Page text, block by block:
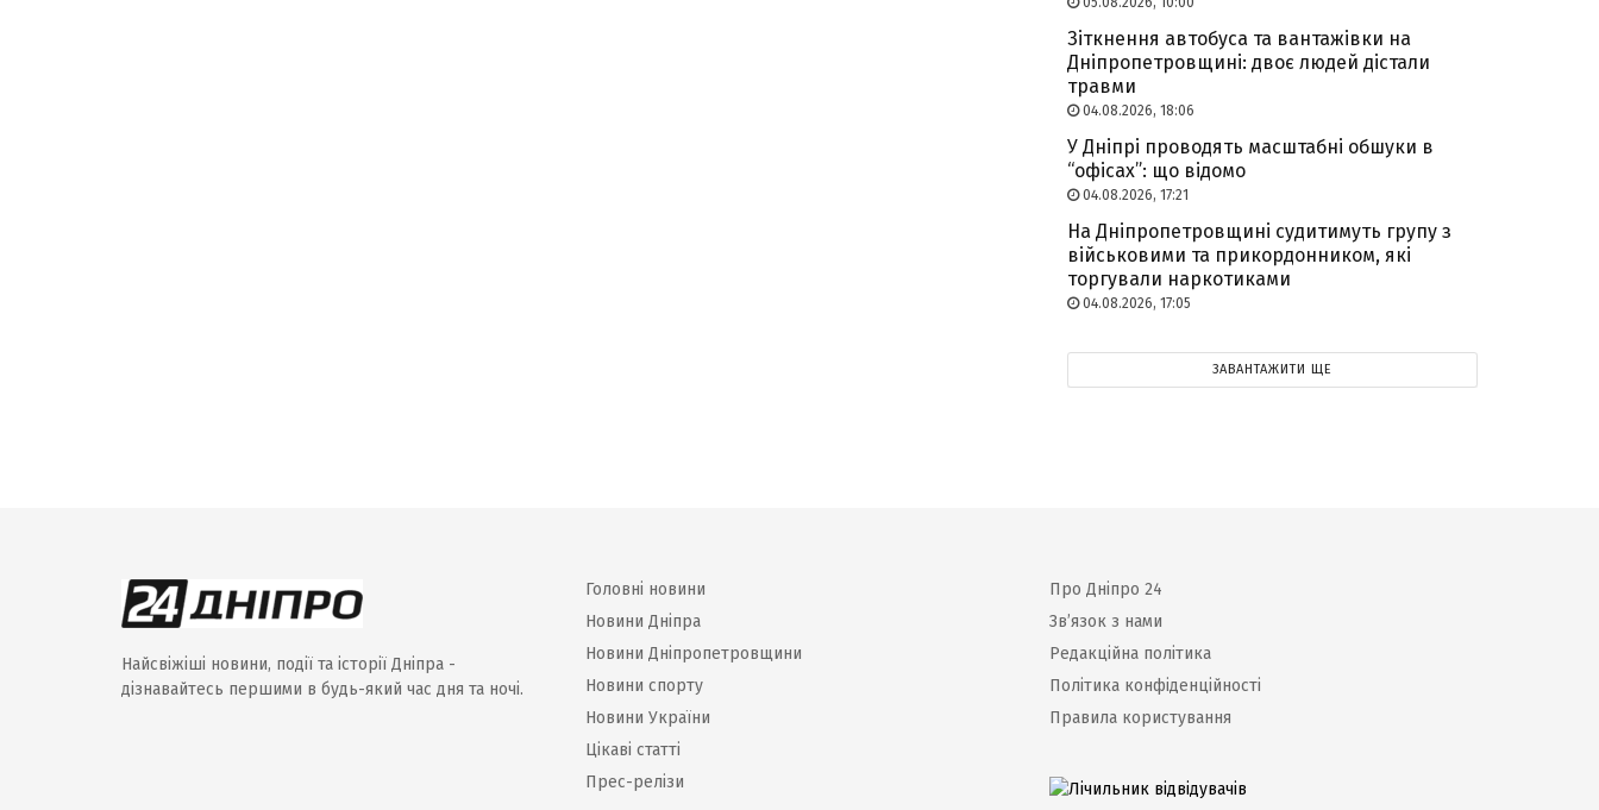
Зіткнення автобуса та вантажівки на
Дніпропетровщині: двоє людей дістали
травми
04.08.2026, 18:06
У Дніпрі проводять масштабні обшуки в
“офісах”: що відомо
04.08.2026, 17:21
На Дніпропетровщині судитимуть групу з
військовими та прикордонником, які
торгували наркотиками
04.08.2026, 17:05
ЗАВАНТАЖИТИ ЩЕ
Найсвіжіші новини, події та історії Дніпра -
дізнавайтесь першими в будь-який час дня та ночі.
Головні новини
Новини Дніпра
Новини Дніпропетровщини
Новини спорту
Новини України
Цікаві статті
Прес-релізи
Про Дніпро 24
Зв’язок з нами
Редакційна політика
Політика конфіденційності
Правила користування